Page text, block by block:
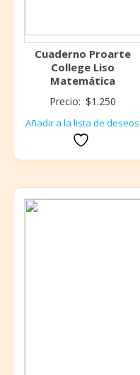
Cuaderno Proarte
College Liso
Matemática
Precio: $1.250
Añadir a la lista de deseos